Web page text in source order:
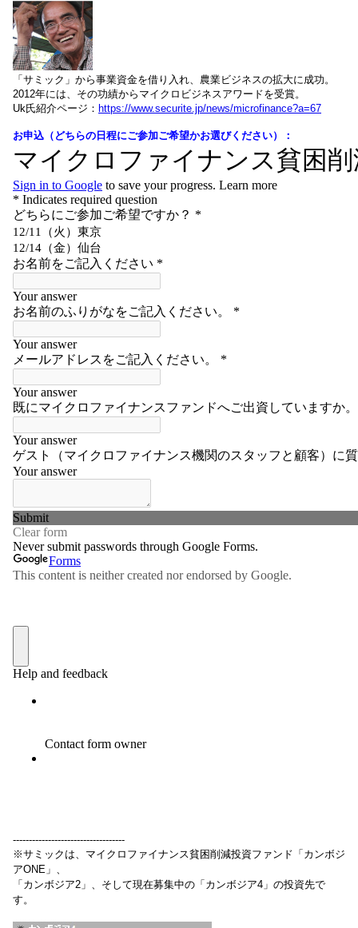
「サミック」から事業資金を借り入れ、農業ビジネスの拡大に成功。
2012年には、その功績からマイクロビジネスアワードを受賞。
Uk氏紹介ページ： https://www.securite.jp/news/microfinance?a=67
お申込（どちらの日程にご参加ご希望かお選びください）：
-----------------------------------
※サミックは、マイクロファイナンス貧困削減投資ファンド「カンボジ
アONE」、
「カンボジア2」、そして現在募集中の「カンボジア4」の投資先で
す。